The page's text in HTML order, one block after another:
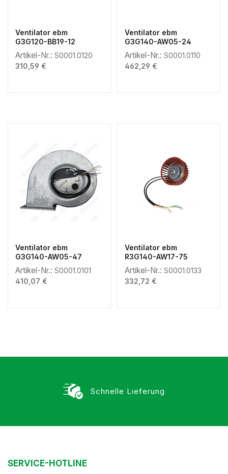
Ventilator ebm
G3G120-BB19-12
Artikel-Nr.: S0001.0120
Regulärer Preis:
310,59 €
Ventilator ebm
G3G140-AW05-24
Artikel-Nr.: S0001.0110
Regulärer Preis:
462,29 €
Ventilator ebm
G3G140-AW05-47
Artikel-Nr.: S0001.0101
Regulärer Preis:
410,07 €
Ventilator ebm
R3G140-AW17-75
Artikel-Nr.: S0001.0133
Regulärer Preis:
332,72 €
Schnelle Lieferung
SERVICE-HOTLINE